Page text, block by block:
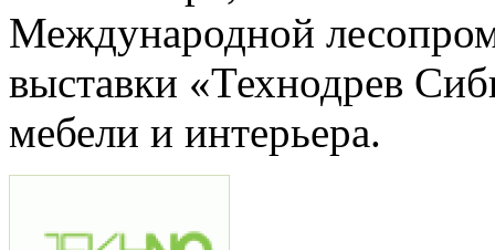
Международной
выставки «Технодрев
мебели и интерьера.